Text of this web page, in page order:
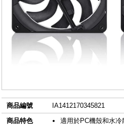
商品編號
IA1412170345821
商品特色
適用於PC機殼和水